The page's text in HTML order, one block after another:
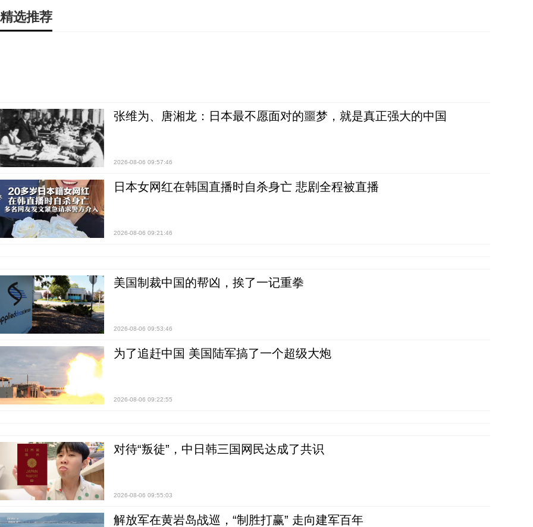
精选推荐
张维为、唐湘龙：日本最不愿面对的噩梦，就是真正强大的中国
2026-08-06 09:57:46
日本女网红在韩国直播时自杀身亡 悲剧全程被直播
2026-08-06 09:21:46
美国制裁中国的帮凶，挨了一记重拳
2026-08-06 09:53:46
为了追赶中国 美国陆军搞了一个超级大炮
2026-08-06 09:22:55
对待“叛徒”，中日韩三国网民达成了共识
2026-08-06 09:55:03
解放军在黄岩岛战巡，“制胜打赢” 走向建军百年